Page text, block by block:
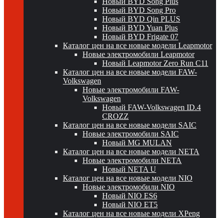
Новый BYD Song Pro
Новый BYD Qin PLUS
Новый BYD Yuan Plus
Новый BYD Frigate 07
Каталог цен на все новые модели Leapmotor
Новые электромобили Leapmotor
Новый Leapmotor Zero Run C11
Каталог цен на все новые модели FAW-
Volkswagen
Новые электромобили FAW-
Volkswagen
Новый FAW-Volkswagen ID.4
CROZZ
Каталог цен на все новые модели SAIC
Новые электромобили SAIC
Новый MG MULAN
Каталог цен на все новые модели NETA
Новые электромобили NETA
Новый NETA U
Каталог цен на все новые модели NIO
Новые электромобили NIO
Новый NIO ES6
Новый NIO ET5
Каталог цен на все новые модели XPeng